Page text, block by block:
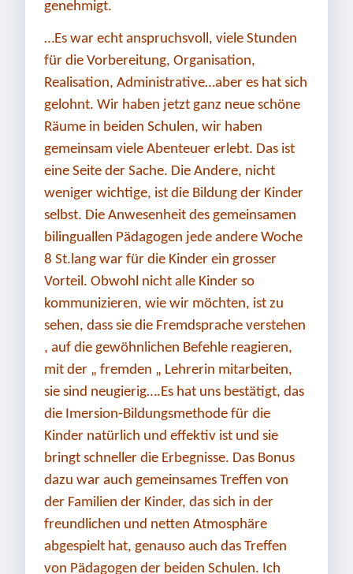
genehmigt.
…Es war echt anspruchsvoll, viele Stunden
für die Vorbereitung, Organisation,
Realisation, Administrative…aber es hat sich
gelohnt. Wir haben jetzt ganz neue schöne
Räume in beiden Schulen, wir haben
gemeinsam viele Abenteuer erlebt. Das ist
eine Seite der Sache. Die Andere, nicht
weniger wichtige, ist die Bildung der Kinder
selbst. Die Anwesenheit des gemeinsamen
bilinguallen Pädagogen jede andere Woche
8 St.lang war für die Kinder ein grosser
Vorteil. Obwohl nicht alle Kinder so
kommunizieren, wie wir möchten, ist zu
sehen, dass sie die Fremdsprache verstehen
, auf die gewöhnlichen Befehle reagieren,
mit der „ fremden „ Lehrerin mitarbeiten,
sie sind neugierig….Es hat uns bestätigt, das
die Imersion-Bildungsmethode für die
Kinder natürlich und effektiv ist und sie
bringt schneller die Erbegnisse. Das Bonus
dazu war auch gemeinsames Treffen von
der Familien der Kinder, das sich in der
freundlichen und netten Atmosphäre
abgespielt hat, genauso auch das Treffen
von Pädagogen der beiden Schulen. Ich